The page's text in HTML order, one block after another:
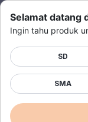
Satu-
Selamat datang
Ingin tahu produk
SD
SMA